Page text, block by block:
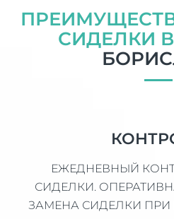
СИДЕЛКИ
ЕЖЕДНЕВНЫЙ
СИДЕЛКИ.
ЗАМЕНА СИДЕЛКИ